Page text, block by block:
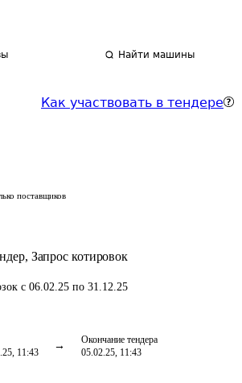
Найти машины
Как участвовать в тендере
поставщиков
, Запрос котировок
с 06.02.25 по 31.12.25
11:43
Окончание тендера
05.02.25, 11:43